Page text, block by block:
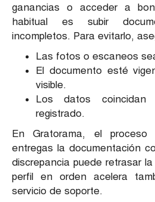
ganancias o acceder a
habitual es subir
incompletos. Para evitarlo,
Las fotos o escaneos
El documento esté
visible.
Los datos
registrado.
En Gratorama, el
entregas la documentación
discrepancia puede retrasar
perfil en orden acelera
servicio de soporte.